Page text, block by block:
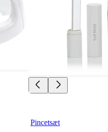
Pincetsæt